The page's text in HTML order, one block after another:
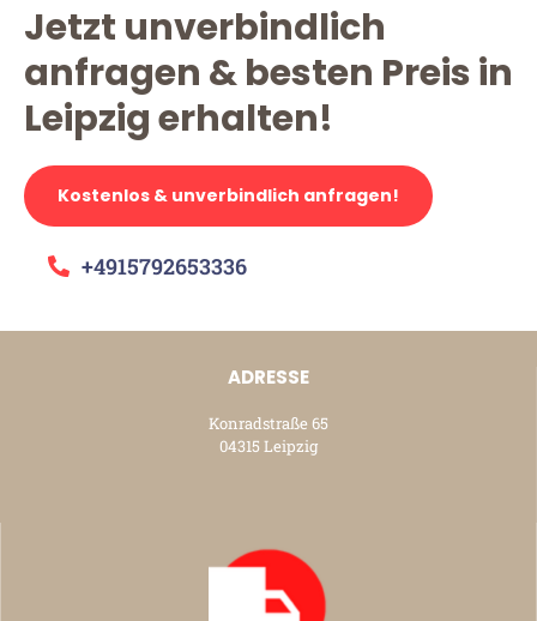
Jetzt unverbindlich
anfragen & besten Preis in
Leipzig erhalten!
Kostenlos & unverbindlich anfragen!
+4915792653336
ADRESSE
Konradstraße 65
04315 Leipzig